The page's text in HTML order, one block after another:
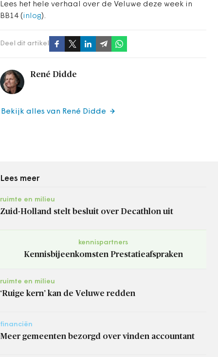
Lees het hele verhaal over de Veluwe deze week in
BB14 (inlog).
Deel dit artikel
René Didde
Bekijk alles van René Didde
Lees meer
ruimte en milieu
Zuid-Holland stelt besluit over Decathlon uit
kennispartners
Kennisbijeenkomsten Prestatieafspraken
ruimte en milieu
‘Ruige kern’ kan de Veluwe redden
financiën
Meer gemeenten bezorgd over vinden accountant